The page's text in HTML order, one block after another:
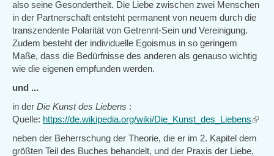
also seine Gesondertheit. Die Liebe zwischen zwei Menschen
in der Partnerschaft entsteht permanent von neuem durch die
transzendente Polarität von Getrennt-Sein und Vereinigung.
Zudem besteht der individuelle Egoismus in so geringem
Maße, dass die Bedürfnisse des anderen als genauso wichtig
wie die eigenen empfunden werden.
und ...
in der Die Kunst des Liebens :
Quelle: https://de.wikipedia.org/wiki/Die_Kunst_des_Liebens(link
neben der Beherrschung der Theorie, die er im 2. Kapitel dem
größten Teil des Buches behandelt, und der Praxis der Liebe,